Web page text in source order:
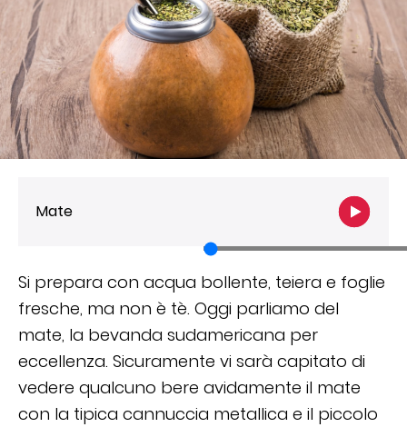
Mate
Si prepara con acqua bollente, teiera e foglie
fresche, ma non è tè. Oggi parliamo del
mate, la bevanda sudamericana per
eccellenza. Sicuramente vi sarà capitato di
vedere qualcuno bere avidamente il mate
con la tipica cannuccia metallica e il piccolo